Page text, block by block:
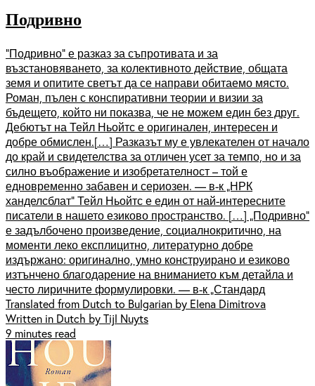
Подривно
“Подривно” е разказ за съпротивата и за
възстановяването, за колективното действие, общата
земя и опитите светът да се направи обитаемо място.
Роман, пълен с конспиративни теории и визии за
бъдещето, който ни показва, че не можем един без друг.
Дебютът на Тейл Ньойтс е оригинален, интересен и
добре обмислен.[…] Разказът му е увлекателен от начало
до край и свидетелства за отличен усет за темпо, но и за
силно въображение и изобретателност – той е
едновременно забавен и сериозен. — в-к „НРК
ханделсблат” Тейл Ньойтс е един от най-интересните
писатели в нашето езиково пространство. […] „Подривно”
е задълбочено произведение, социалнокритично, на
моменти леко експлицитно, литературно добре
издържано: оригинално, умно конструирано и езиково
изтънчено благодарение на вниманието към детайла и
често лиричните формулировки. — в-к „Стандард
Translated from Dutch to Bulgarian by Elena Dimitrova
Written in Dutch by Tijl Nuyts
9 minutes read